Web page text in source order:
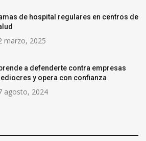
de hospital regulares en centros de
marzo, 2025
a defenderte contra empresas
y opera con confianza
agosto, 2024